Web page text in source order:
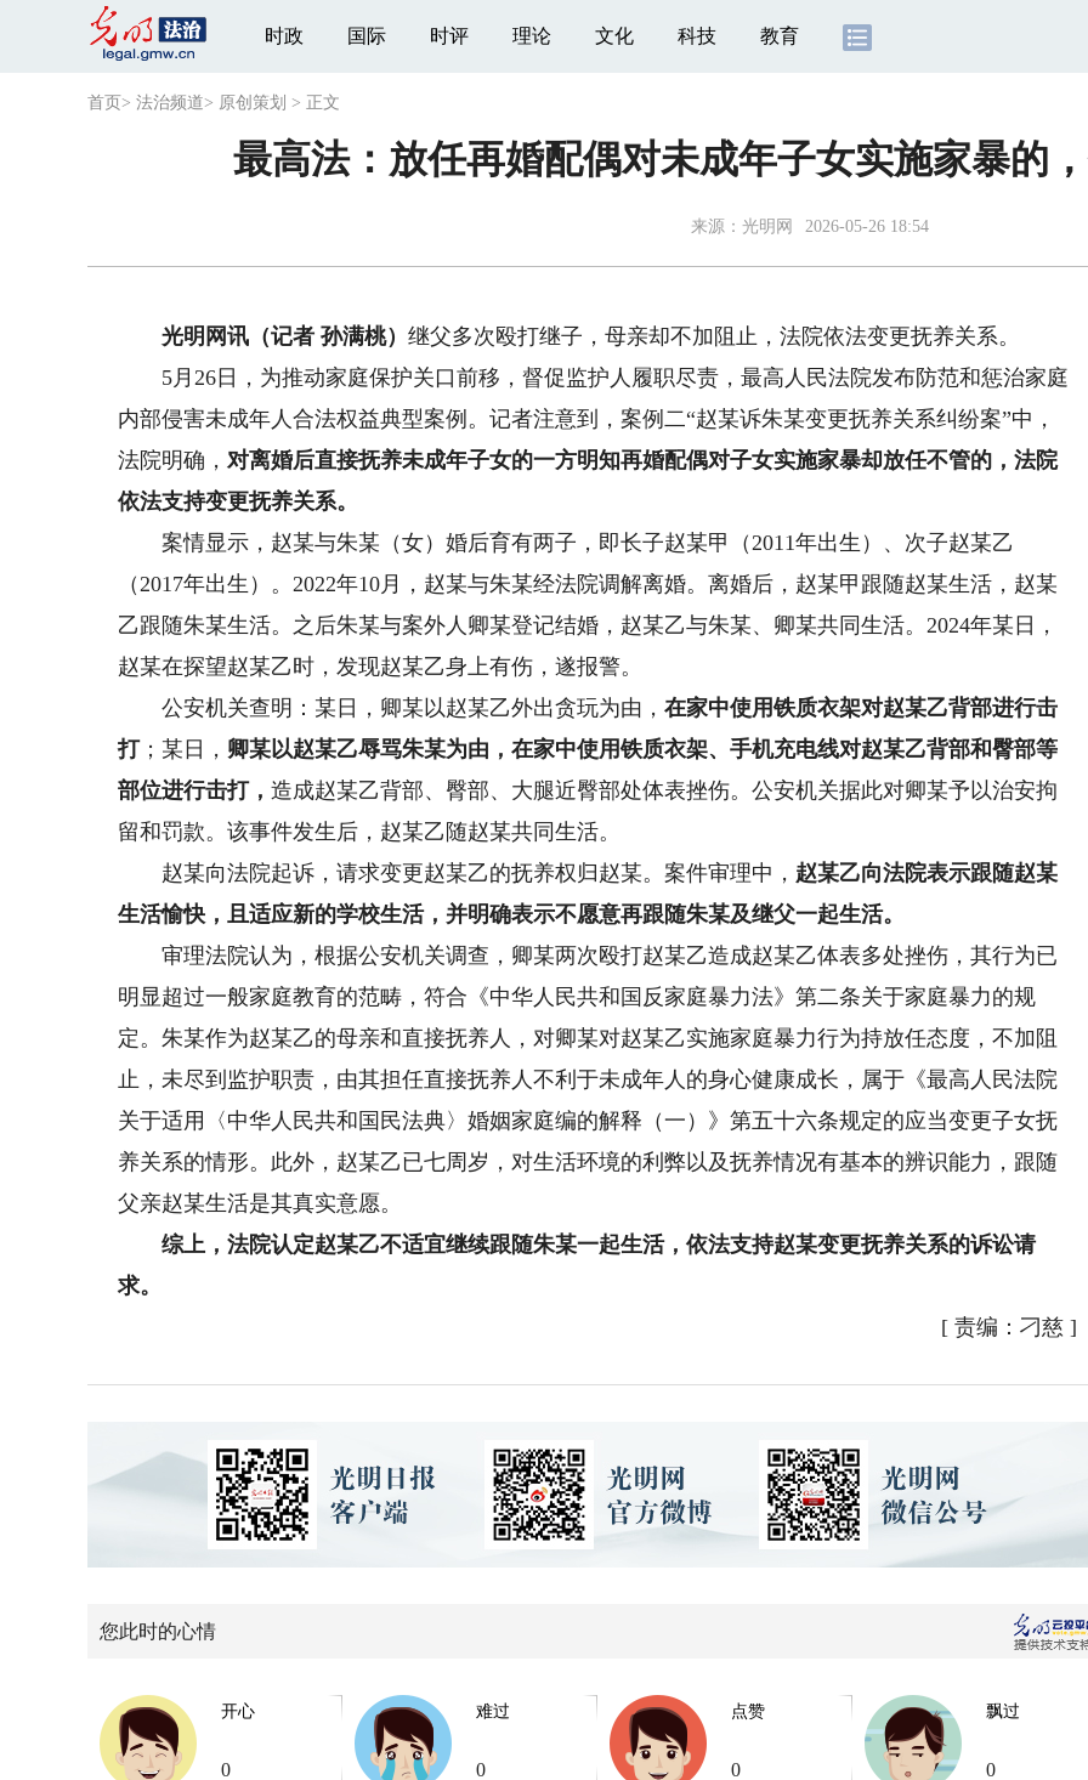
时政 国际 时评 理论 文化 科技 教育
首页 > 法治频道> 原创策划 > 正文
最高法：放任再婚配偶对未成年子女实施家暴的
来源： 光明网 2026-05-26 18:54
光明网讯（记者 孙满桃）继父多次殴打继子，母亲却不加阻止，法院依法变更抚养关系。
5月26日，为推动家庭保护关口前移，督促监护人履职尽责，最高人民法院发布防范和惩治家庭
内部侵害未成年人合法权益典型案例。记者注意到，案例二“赵某诉朱某变更抚养关系纠纷案”中，
法院明确，对离婚后直接抚养未成年子女的一方明知再婚配偶对子女实施家暴却放任不管的，法院
依法支持变更抚养关系。
案情显示，赵某与朱某（女）婚后育有两子，即长子赵某甲（2011年出生）、次子赵某乙
（2017年出生）。2022年10月，赵某与朱某经法院调解离婚。离婚后，赵某甲跟随赵某生活，赵某
乙跟随朱某生活。之后朱某与案外人卿某登记结婚，赵某乙与朱某、卿某共同生活。2024年某日，
赵某在探望赵某乙时，发现赵某乙身上有伤，遂报警。
公安机关查明：某日，卿某以赵某乙外出贪玩为由，在家中使用铁质衣架对赵某乙背部进行击
打；某日， 卿某以赵某乙辱骂朱某为由，在家中使用铁质衣架、手机充电线对赵某乙背部和臀部等
部位进行击打，造成赵某乙背部、臀部、大腿近臀部处体表挫伤。公安机关据此对卿某予以治安拘
留和罚款。该事件发生后，赵某乙随赵某共同生活。
赵某向法院起诉，请求变更赵某乙的抚养权归赵某。案件审理中， 赵某乙向法院表示跟随赵某
生活愉快，且适应新的学校生活，并明确表示不愿意再跟随朱某及继父一起生活。
审理法院认为，根据公安机关调查，卿某两次殴打赵某乙造成赵某乙体表多处挫伤，其行为已
明显超过一般家庭教育的范畴，符合《中华人民共和国反家庭暴力法》第二条关于家庭暴力的规
定。朱某作为赵某乙的母亲和直接抚养人，对卿某对赵某乙实施家庭暴力行为持放任态度，不加阻
止，未尽到监护职责，由其担任直接抚养人不利于未成年人的身心健康成长，属于《最高人民法院
关于适用〈中华人民共和国民法典〉婚姻家庭编的解释（一）》第五十六条规定的应当变更子女抚
养关系的情形。此外，赵某乙已七周岁，对生活环境的利弊以及抚养情况有基本的辨识能力，跟随
父亲赵某生活是其真实意愿。
综上，法院认定赵某乙不适宜继续跟随朱某一起生活，依法支持赵某变更抚养关系的诉讼请
求。
[ 责编：刁慈 ]
您此时的心情
开心
0
难过
0
点赞
0
飘过
0